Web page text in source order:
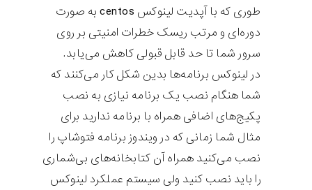
طوری که با آپدیت لینوکس centos به صورت
دوره‌ای و مرتب ریسک خطرات امنیتی بر روی
سرور شما تا حد قابل قبولی کاهش می‌یابد.
در لینوکس برنامه‌ها بدین شکل کار می‌کنند که
شما هنگام نصب یک برنامه نیازی به نصب
پکیج‌های اضافی همراه با برنامه ندارید برای
مثال شما زمانی که در ویندوز برنامه فتوشاپ را
نصب می‌کنید همراه آن کتابخانه‌های بی‌شماری
را باید نصب کنید ولی سیستم عملکرد لینوکس